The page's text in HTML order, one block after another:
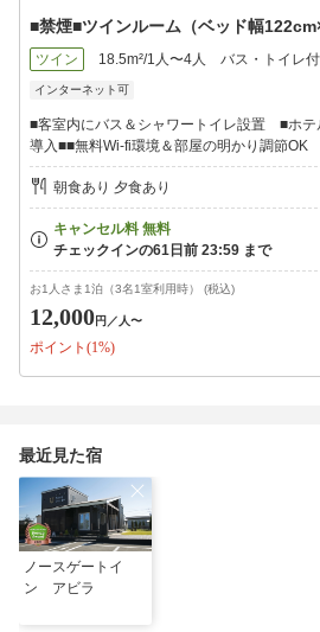
予約時〜前日迄にメールか電話でご連絡
【15:30〜18:00】間、お迎え対応を承り
お送りは【7:00〜9:30】に出発、他のお
同乗での送迎となる場合がございます
■禁煙■ツインルーム（ベッド幅
ツイン 18.5m²/1人〜4人 バス・トイレ付
インターネット可
■客室内にバス＆シャワートイレ設置 ■ホテ
導入■■無料Wi-fi環境＆部屋の明かり調節OK
朝食あり 夕食あり
お1人さま1泊（3名1室利用時） (税込)
12,000円 ／人〜
ポイント(1%)
最近見た宿
ノースゲートイ
ン アビラ